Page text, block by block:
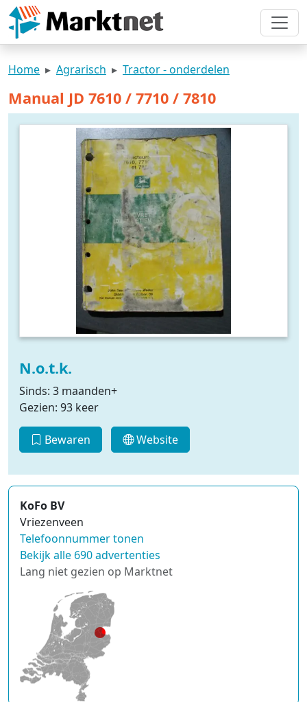
Home Agrarisch Tractor - onderdelen
Manual JD 7610 / 7710 / 7810
N.o.t.k.
Sinds: 3 maanden+
Gezien: 93 keer
Bewaren Website
KoFo BV
Vriezenveen
Telefoonnummer tonen
Bekijk alle 690 advertenties
Lang niet gezien op Marktnet